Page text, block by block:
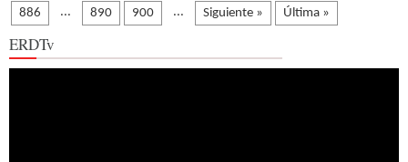
886 ... 890 900 ... Siguiente » Última »
ERDTv